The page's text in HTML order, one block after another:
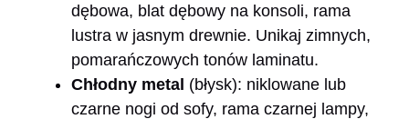
dębowa, blat dębowy na konsoli, rama
lustra w jasnym drewnie. Unikaj zimnych,
pomarańczowych tonów laminatu.
Chłodny metal (błysk): niklowane lub
czarne nogi od sofy, rama czarnej lampy,